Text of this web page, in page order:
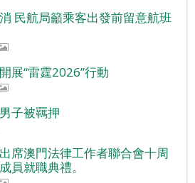
民航局籲乘客出發前留意航班
展“雷霆2026”行動
子被羈押
席澳門法律工作者聯合會十周
員就職典禮。